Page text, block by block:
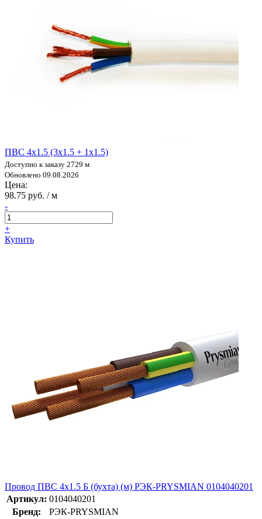
ПВС 4х1.5 (3х1.5 + 1х1.5)
Доступно к заказу 2729 м
Обновлено 09.08.2026
Цена:
98.75 руб. / м
-
+
Купить
Провод ПВС 4х1.5 Б (бухта) (м) РЭК-PRYSMIAN 0104040201
Артикул: 0104040201
Бренд:
РЭК-PRYSMIAN